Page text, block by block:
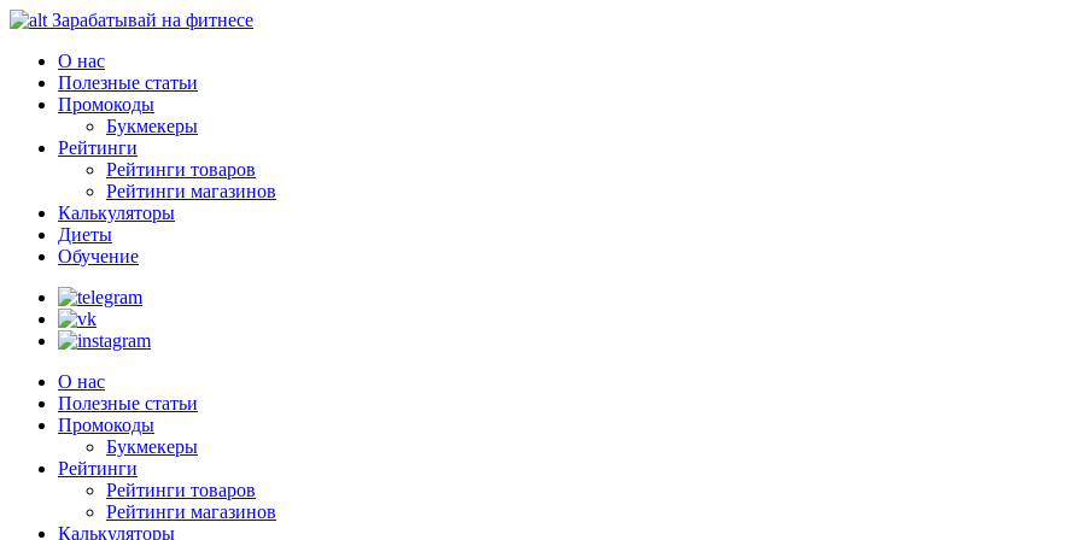
Зарабатывай на фитнесе
О нас
Полезные статьи
Промокоды
Букмекеры
Рейтинги
Рейтинги товаров
Рейтинги магазинов
Калькуляторы
Диеты
Обучение
О нас
Полезные статьи
Промокоды
Букмекеры
Рейтинги
Рейтинги товаров
Рейтинги магазинов
Калькуляторы